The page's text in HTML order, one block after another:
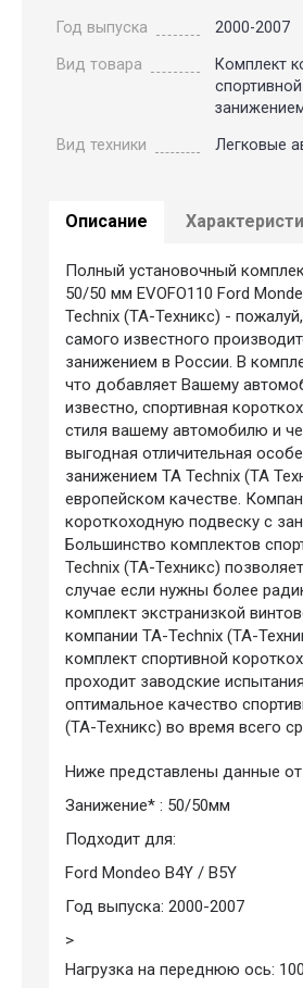
Год выпуска
2000-2007
Вид товара
Комплект
Вид техники
Легковые
Описание
Полный установочный
50/50 мм EVOFO110 Ford
Technix (ТА-Техникс) -
самого известного
занижением в России. В
что добавляет Вашему
известно, спортивная
стиля вашему автомобилю и
выгодная отличительная
занижением TA Technix (ТА
европейском качестве.
короткоходную подвеску с
Большинство комплектов
Technix (ТА-Техникс)
случае если нужны более
комплект экстранизкой
компании TA-Technix (ТА-
комплект спортивной
проходит заводские
оптимальное качество
(ТА-Техникс) во время всего
Ниже представлены данные от
Занижение* : 50/50мм
Подходит для:
Ford Mondeo B4Y / B5Y
Год выпуска: 2000-2007
>
Нагрузка на переднюю ось: